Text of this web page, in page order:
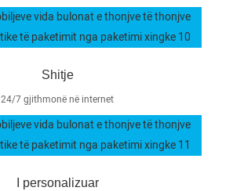
Shitje
24/7 gjithmonë në internet
I personalizuar